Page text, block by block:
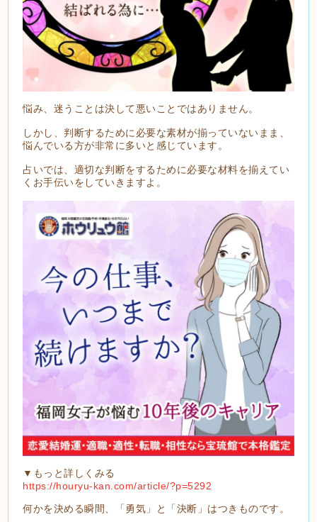
悩み、迷うことは決して悪いことではありません。
しかし、判断するために必要な素材が揃っていないまま、
悩んでいる方が非常に多いと感じています。
占いでは、適切な判断をするために必要な材料を揃えてい
くお手伝いをしていきますよ。
▼もっと詳しくみる
https://houryu-kan.com/article/?p=5292
何かを決める瞬間、「勇気」と「決断」はつきものです。